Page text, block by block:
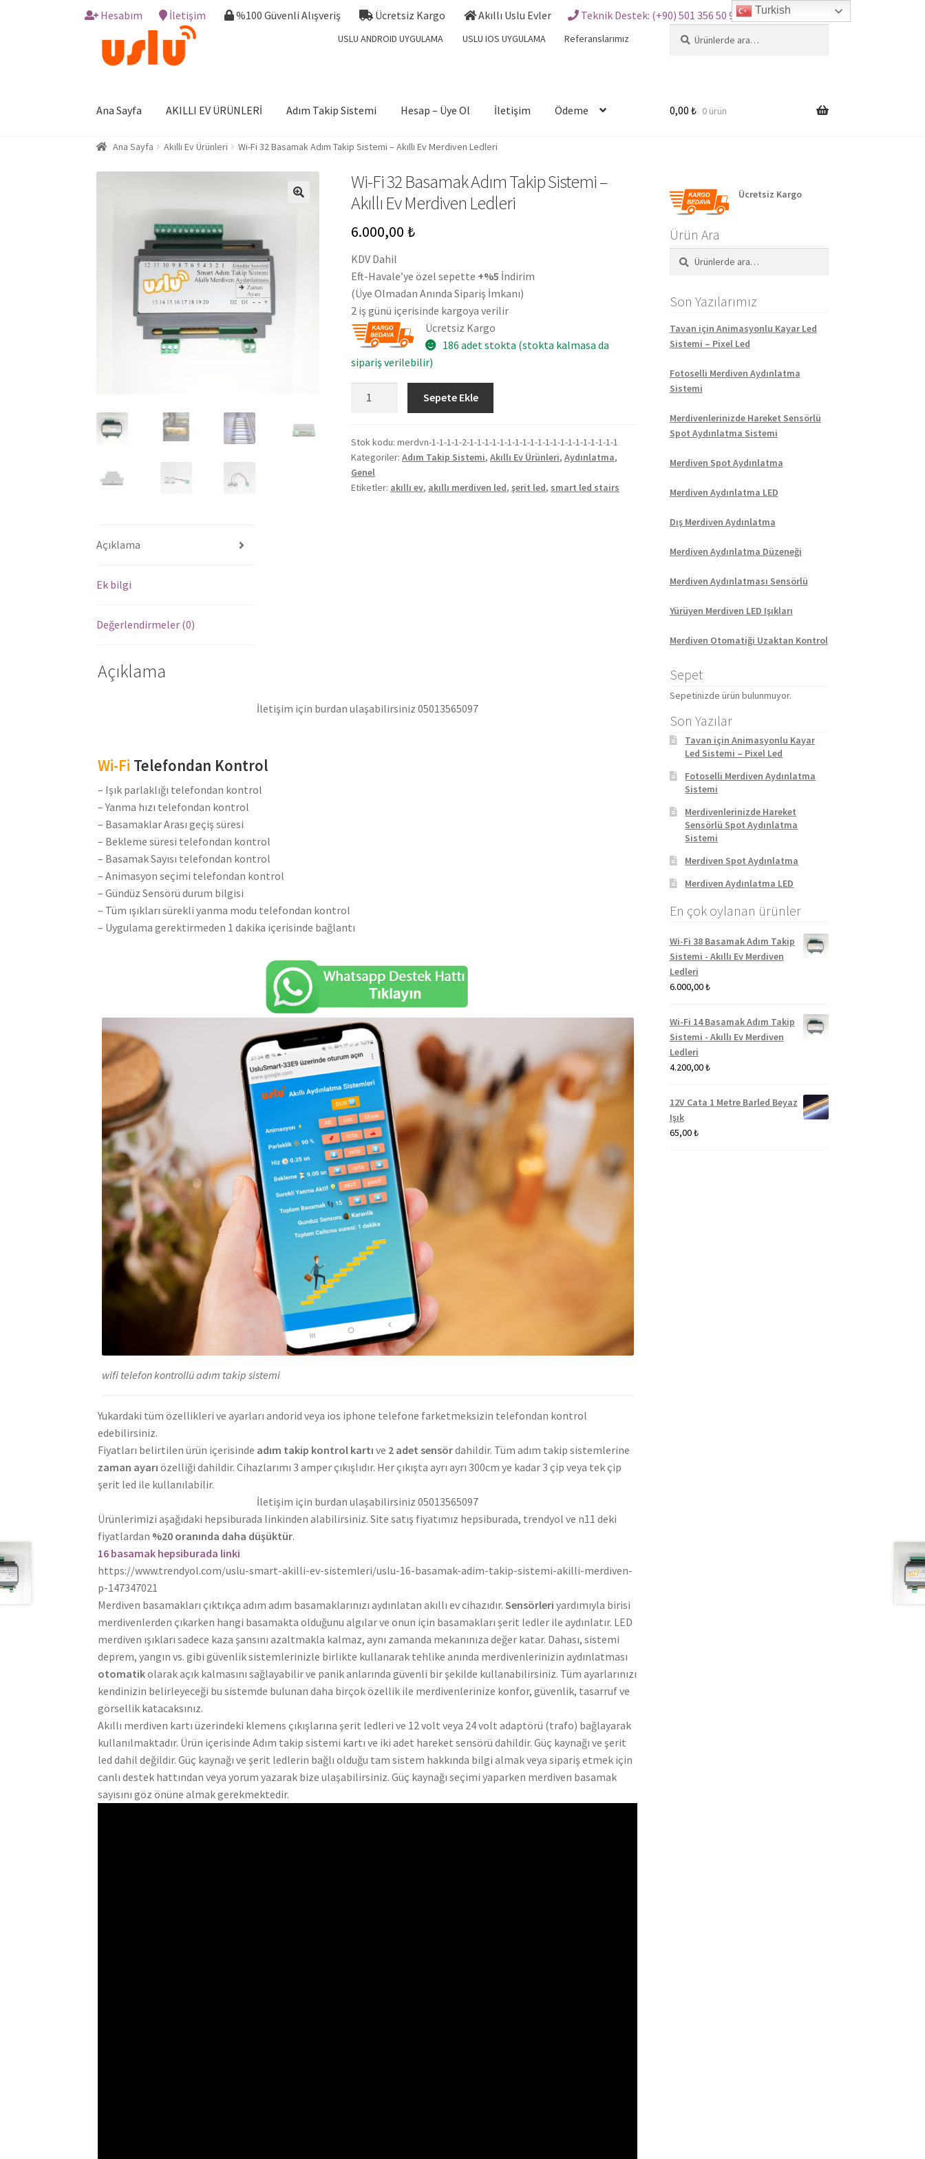
Hesabım İletişim %100 Güvenli Alışveriş Ücretsiz Kargo Akıllı Uslu Evler
Teknik Destek: (+90) 501 356 50 97
navigation
content
USLU ANDROID UYGULAMA USLU IOS UYGULAMA Referanslarımız
Ana Sayfa AKILLI EV ÜRÜNLERİ Adım Takip Sistemi Hesap – Üye Ol İletişim Ödeme 0,00 ₺ 0 ürün
Ana Sayfa Akıllı Ev Ürünleri Wi-Fi 32 Basamak Adım Takip Sistemi – Akıllı Ev Merdiven Ledleri
Wi-Fi 32 Basamak Adım Takip Sistemi –
Akıllı Ev Merdiven Ledleri
6.000,00₺
KDV Dahil
Eft-Havale’ye özel sepette +%5 İndirim
(Üye Olmadan Anında Sipariş İmkanı)
2 iş günü içerisinde kargoya verilir
Ücretsiz Kargo
186 adet stokta (stokta kalmasa da
sipariş verilebilir)
Basamak
Adım
Takip
Sistemi
Sepete Ekle
Stok kodu:merdvn-1-1-1-1-2-1-1-1-1-1-1-1-1-1-1-1-1-1-1-1-1-1-1-1-1
Kategoriler:Adım Takip Sistemi,Akıllı Ev Ürünleri,Aydınlatma,
Genel
Etiketler: akıllı ev, akıllı merdiven led,şerit led, smart led stairs
Açıklama
Ek bilgi
Değerlendirmeler (0)
Açıklama
İletişim için burdan ulaşabilirsiniz 05013565097
Wi-Fi Telefondan Kontrol
– Işık parlaklığı telefondan kontrol
– Yanma hızı telefondan kontrol
– Basamaklar Arası geçiş süresi
– Bekleme süresi telefondan kontrol
– Basamak Sayısı telefondan kontrol
– Animasyon seçimi telefondan kontrol
– Gündüz Sensörü durum bilgisi
– Tüm ışıkları sürekli yanma modu telefondan kontrol
– Uygulama gerektirmeden 1 dakika içerisinde bağlantı
wifi telefon kontrollü adım takip sistemi
Yukardaki tüm özellikleri ve ayarları andorid veya ios iphone telefone farketmeksizin telefondan kontrol
edebilirsiniz.
Fiyatları belirtilen ürün içerisinde adım takip kontrol kartı ve 2 adet sensördahildir. Tüm adım takip sistemlerine
zaman ayarı özelliği dahildir. Cihazlarımı 3 amper çıkışlıdır. Her çıkışta ayrı ayrı 300cm ye kadar 3 çip veya tek çip
şerit led ile kullanılabilir.
İletişim için burdan ulaşabilirsiniz 05013565097
Ürünlerimizi aşağıdaki hepsiburada linkinden alabilirsiniz. Site satış fiyatımız hepsiburada, trendyol ve n11 deki
fiyatlardan %20 oranında daha düşüktür.
16 basamak hepsiburada linki
https://www.trendyol.com/uslu-smart-akilli-ev-sistemleri/uslu-16-basamak-adim-takip-sistemi-akilli-merdiven-
p-147347021
Merdiven basamakları çıktıkça adım adım basamaklarınızı aydınlatan akıllı ev cihazıdır.Sensörleri yardımıyla birisi
merdivenlerden çıkarken hangi basamakta olduğunu algılar ve onun için basamakları şerit ledler ile aydınlatır. LED
merdiven ışıkları sadece kaza şansını azaltmakla kalmaz, aynı zamanda mekanınıza değer katar. Dahası, sistemi
deprem, yangın vs. gibi güvenlik sistemlerinizle birlikte kullanarak tehlike anında merdivenlerinizin aydınlatması
otomatikolarak açık kalmasını sağlayabilir ve panik anlarında güvenli bir şekilde kullanabilirsiniz. Tüm ayarlarınızı
kendinizin belirleyeceği bu sistemde bulunan daha birçok özellik ile merdivenlerinize konfor, güvenlik, tasarruf ve
görsellik katacaksınız.
Akıllı merdiven kartı üzerindeki klemens çıkışlarına şerit ledleri ve 12 volt veya 24 volt adaptörü (trafo) bağlayarak
kullanılmaktadır. Ürün içerisinde Adım takip sistemi kartı ve iki adet hareket sensörü dahildir. Güç kaynağı ve şerit
led dahil değildir. Güç kaynağı ve şerit ledlerin bağlı olduğu tam sistem hakkında bilgi almak veya sipariş etmek için
canlı destek hattından veya yorum yazarak bize ulaşabilirsiniz. Güç kaynağı seçimi yaparken merdiven basamak
sayısını göz önüne almak gerekmektedir.
Ücretsiz Kargo
Ürün Ara
Ara:
Ara
Son Yazılarımız
Tavan için Animasyonlu Kayar Led
Sistemi – Pixel Led
Fotoselli Merdiven Aydınlatma
Sistemi
Merdivenlerinizde Hareket Sensörlü
Spot Aydınlatma Sistemi
Merdiven Spot Aydınlatma
Merdiven Aydınlatma LED
Dış Merdiven Aydınlatma
Merdiven Aydınlatma Düzeneği
Merdiven Aydınlatması Sensörlü
Yürüyen Merdiven LED Işıkları
Merdiven Otomatiği Uzaktan Kontrol
Sepet
Sepetinizde ürün bulunmuyor.
Son Yazılar
Tavan için Animasyonlu Kayar
Led Sistemi – Pixel Led
Fotoselli Merdiven Aydınlatma
Sistemi
Merdivenlerinizde Hareket
Sensörlü Spot Aydınlatma
Sistemi
Merdiven Spot Aydınlatma
Merdiven Aydınlatma LED
En çok oylanan ürünler
Wi-Fi 38 Basamak Adım Takip
Sistemi - Akıllı Ev Merdiven
Ledleri
6.000,00₺
Wi-Fi 14 Basamak Adım Takip
Sistemi - Akıllı Ev Merdiven
Ledleri
4.200,00₺
12V Cata 1 Metre Barled Beyaz
Işık
65,00₺
Turkish